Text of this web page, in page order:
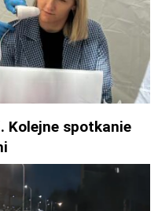
Kolejne spotkanie